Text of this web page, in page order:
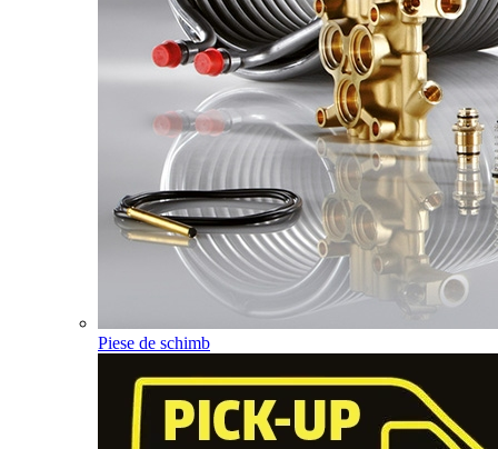
Piese de schimb